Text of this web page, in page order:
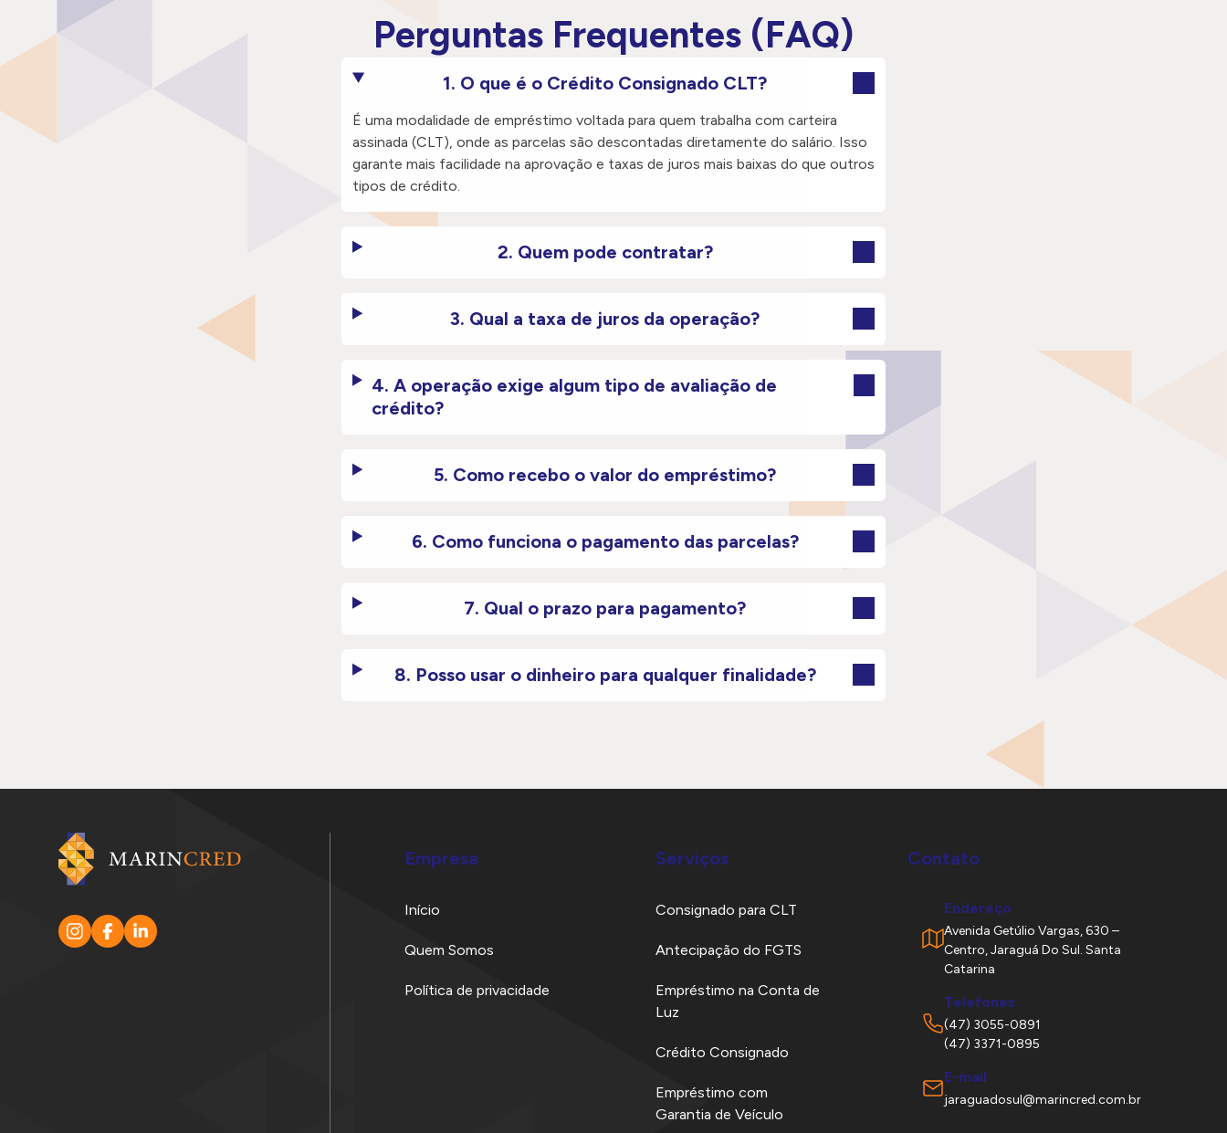
Perguntas Frequentes (FAQ)
1. O que é o Crédito Consignado CLT?
É uma modalidade de empréstimo voltada para quem trabalha com carteira
assinada (CLT), onde as parcelas são descontadas diretamente do salário. Isso
garante mais facilidade na aprovação e taxas de juros mais baixas do que outros
tipos de crédito.
2. Quem pode contratar?
3. Qual a taxa de juros da operação?
4. A operação exige algum tipo de avaliação de
crédito?
5. Como recebo o valor do empréstimo?
6. Como funciona o pagamento das parcelas?
7. Qual o prazo para pagamento?
8. Posso usar o dinheiro para qualquer finalidade?
Empresa
Início
Quem Somos
Política de privacidade
Serviços
Consignado para CLT
Antecipação do FGTS
Empréstimo na Conta de
Luz
Crédito Consignado
Empréstimo com
Garantia de Veículo
Contato
Endereço
Avenida Getúlio Vargas, 630 –
Centro, Jaraguá Do Sul. Santa
Catarina
Telefones
(47) 3055-0891
(47) 3371-0895
E-mail
jaraguadosul@marincred.com.br